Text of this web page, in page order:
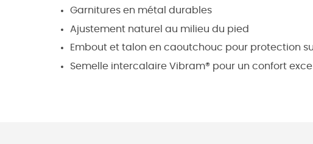
Garnitures en métal durables
Ajustement naturel au milieu du pied
Embout et talon en caoutchouc pour protection
Semelle intercalaire Vibram® pour un confort